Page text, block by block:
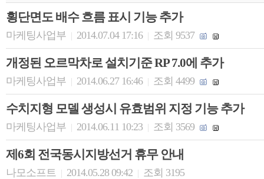
횡단면도 배수 흐름 표시 기능 추가
마케팅사업부 | 2014.07.04 17:16 | 조회 9537
개정된 오르막차로 설치기준 RP 7.0에 추가
마케팅사업부 | 2014.06.27 16:46 | 조회 4499
수치지형 모델 생성시 유효범위 지정 기능 추가
마케팅사업부 | 2014.06.11 10:23 | 조회 3569
제6회 전국동시지방선거 휴무 안내
나모소프트 | 2014.05.28 09:42 | 조회 3195